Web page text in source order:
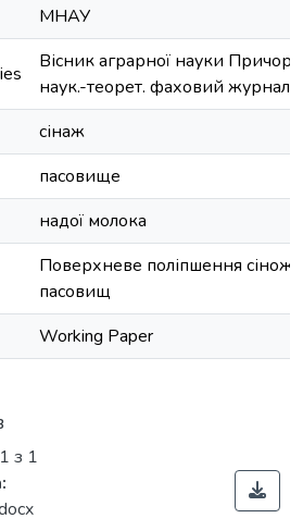
МНАУ
Вісник аграрної науки
наук.-теорет. фаховий
сінаж
пасовище
надої молока
Поверхневе поліпшення
пасовищ
Working Paper
з 1